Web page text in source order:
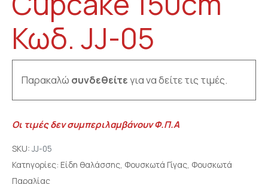
Κωδ. JJ-05
Παρακαλώ συνδεθείτεγια να δείτε τις τιμές.
Οι τιμές δεν συμπεριλαμβάνουν Φ.Π.Α
SKU: JJ-05
Κατηγορίες: Είδη θαλάσσης, Φουσκωτά Γίγας, Φουσκωτά
Παραλίας